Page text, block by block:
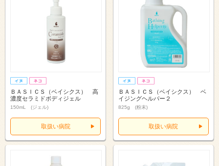
ＢＡＳＩＣＳ（ベイシクス） 高
濃度セラミドボディジェル
150mL (ジェル)
取扱い病院
ＢＡＳＩＣＳ（ベイシクス） ベ
イジングヘルパー２
825g (粉末)
取扱い病院